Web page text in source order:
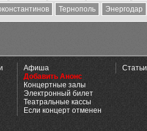
Тернополь Энергодар
Афиша
Добавить Анонс
Концертные залы
Электронный билет
Театральные кассы
Если концерт отменен
Статьи